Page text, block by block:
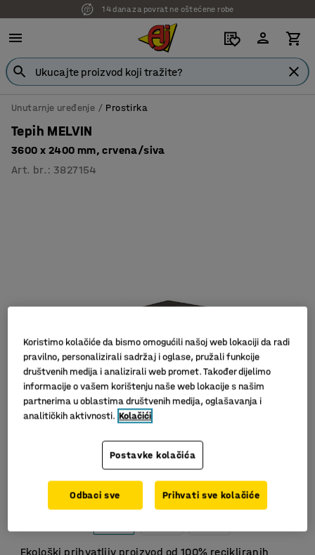
14 dana za povrat ne oštećene robe
7 godina garancije
Unutarnje uređenje Prostirka
Tepih MELVIN
3600 x 2400 mm, crvena/siva
Art. br. : 3827154
Ekološki prihvatljiv proizvod od 100% recikliranih
Koristimo kolačiće da bismo omogućili našoj web lokaciji da radi
pravilno, personalizirali sadržaj i oglase, pružali funkcije
društvenih medija i analizirali web promet. Također dijelimo
informacije o vašem korištenju naše web lokacije s našim
partnerima u oblastima društvenih medija, oglašavanja i
analitičkih aktivnosti. Kolačići
Postavke kolačića
Odbaci sve Prihvati sve kolačiće